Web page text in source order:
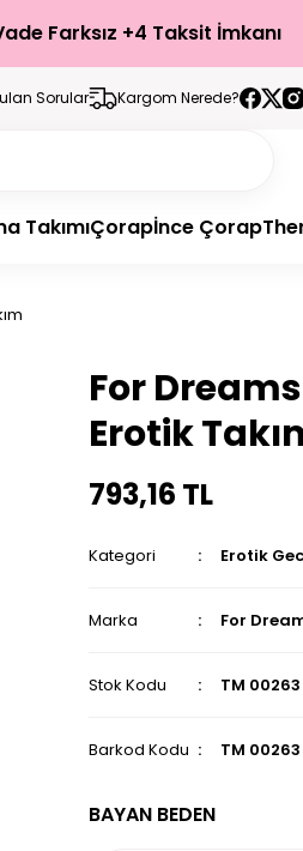
Farksız +4 Taksit İmkanı
1-3 İş Günü İçerisinde
Sorular Kargom Nerede?
TakımıÇorapİnce Çorap
For
Erotik
793,16 TL
Kategori Erotik
Marka For
Stok Kodu TM 00263
Barkod Kodu TM 00263
BAYAN BEDEN